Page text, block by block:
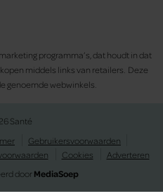
programma’s, dat houdt in dat
middels links van retailers. Deze
genoemde webwinkels.
Santé
Gebruikersvoorwaarden
Cookies
Adverteren
doorMediaSoep